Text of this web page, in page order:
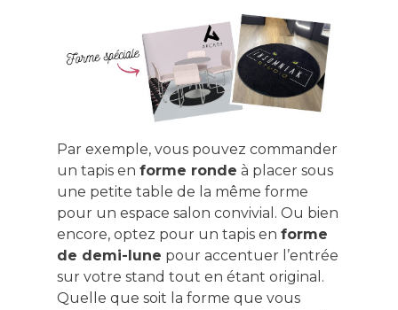
Par exemple, vous pouvez commander
un tapis en forme ronde à placer sous
une petite table de la même forme
pour un espace salon convivial. Ou bien
encore, optez pour un tapis en forme
de demi-lune pour accentuer l’entrée
sur votre stand tout en étant original.
Quelle que soit la forme que vous